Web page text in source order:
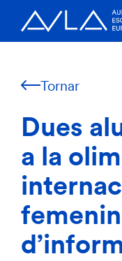
Tornar
Dues
a la